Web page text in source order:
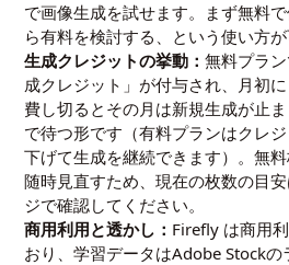
で画像生成を試せます。まず無料
ら有料を検討する、という使い方が
生成クレジットの挙動：無料プラ
成クレジット」が付与され、月初
費し切るとその月は新規生成が止
で待つ形です（有料プランはクレ
下げて生成を継続できます）。無
随時見直すため、現在の枚数の目
ジで確認してください。
商用利用と透かし： Firefly は商用
おり、学習データはAdobe Stock